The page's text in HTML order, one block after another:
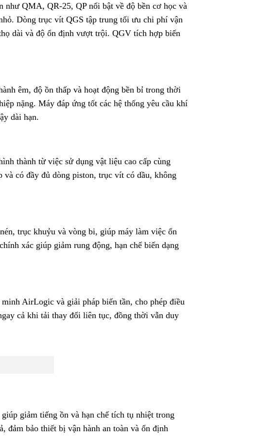
như QMA, QR-25, QP nổi bật về độ bền cơ học và
Dòng trục vít QGS tập trung tối ưu chi phí vận
dài và độ ổn định vượt trội. QGV tích hợp biến
êm, độ ồn thấp và hoạt động bền bỉ trong thời
nặng. Máy đáp ứng tốt các hệ thống yêu cầu khí
dài hạn.
thành từ việc sử dụng vật liệu cao cấp cùng
có đầy đủ dòng piston, trục vít có dầu, không
trục khuỷu và vòng bi, giúp máy làm việc ổn
xác giúp giảm rung động, hạn chế biến dạng
AirLogic và giải pháp biến tần, cho phép điều
cả khi tải thay đổi liên tục, đồng thời vẫn duy
giảm tiếng ồn và hạn chế tích tụ nhiệt trong
đảm bảo thiết bị vận hành an toàn và ổn định